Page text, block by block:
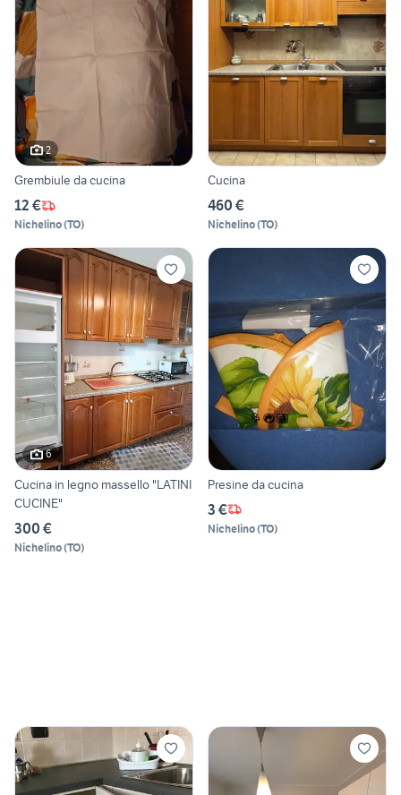
2
Grembiule da cucina
12 €
Nichelino(TO)
Cucina
460 €
Nichelino(TO)
6
Cucina in legno massello "LATINI
CUCINE"
300 €
Nichelino(TO)
Presine da cucina
3 €
Nichelino(TO)